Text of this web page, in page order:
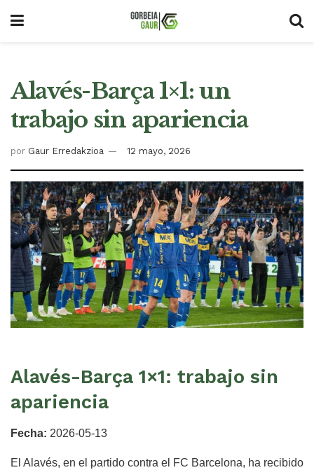
Alavés-Barça 1×1: un
trabajo sin apariencia
por Gaur Erredakzioa 12 mayo, 2026
Alavés-Barça 1×1: trabajo sin
apariencia
Fecha: 2026-05-13
El Alavés, en el partido contra el FC Barcelona, ha recibido